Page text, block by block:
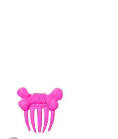
Arkadaş - Aile Kutu Oyunları
Çocuk Kutu Oyunları
Eğitici Oyunlar